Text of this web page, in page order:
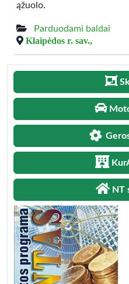
ąžuolo.
Parduodami baldai
Klaipėdos r. sav.,
NT